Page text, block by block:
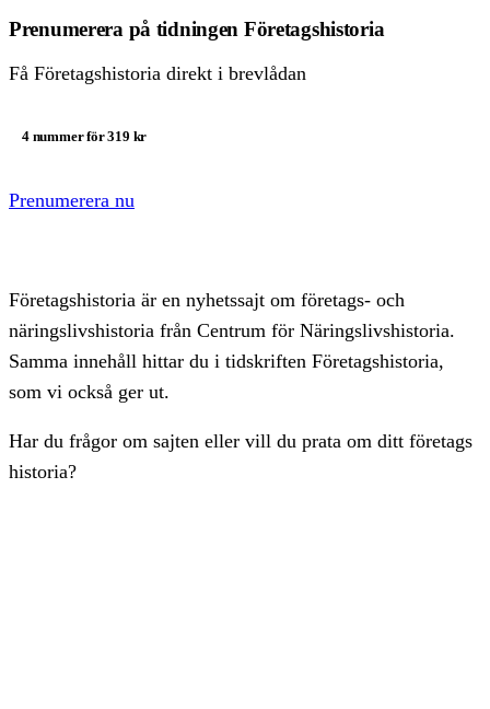
Prenumerera på tidningen Företagshistoria
Få Företagshistoria direkt i brevlådan
4 nummer för 319 kr
Prenumerera nu
Företagshistoria är en nyhetssajt om företags- och
näringslivshistoria från Centrum för Näringslivshistoria.
Samma innehåll hittar du i tidskriften Företagshistoria,
som vi också ger ut.
Har du frågor om sajten eller vill du prata om ditt företags
historia?